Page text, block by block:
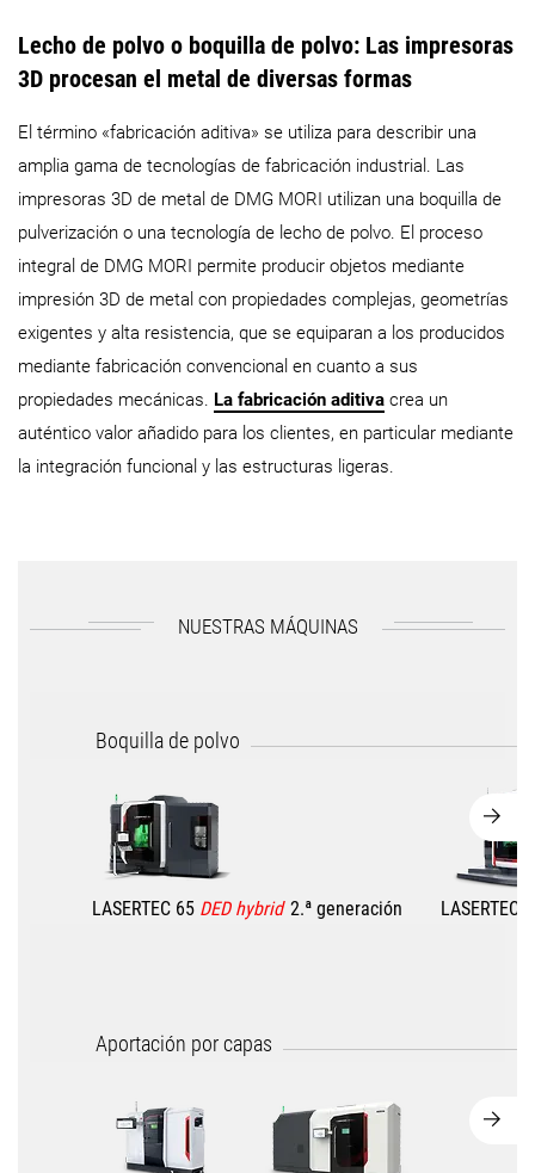
Lecho de polvo o boquilla de polvo: Las impresoras
3D procesan el metal de diversas formas
El término «fabricación aditiva» se utiliza para describir una
amplia gama de tecnologías de fabricación industrial. Las
impresoras 3D de metal de DMG MORI utilizan una boquilla de
pulverización o una tecnología de lecho de polvo. El proceso
integral de DMG MORI permite producir objetos mediante
impresión 3D de metal con propiedades complejas, geometrías
exigentes y alta resistencia, que se equiparan a los producidos
mediante fabricación convencional en cuanto a sus
propiedades mecánicas. La fabricación aditiva crea un
auténtico valor añadido para los clientes, en particular mediante
la integración funcional y las estructuras ligeras.
NUESTRAS MÁQUINAS
Boquilla de polvo
LASERTEC 65 DED hybrid 2.ª generación LASERTEC
Aportación por capas